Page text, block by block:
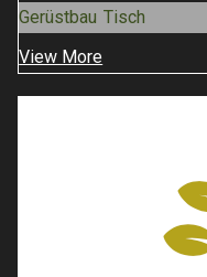
Gerüstbau Tisch
View More